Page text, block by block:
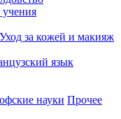
учения
Уход за кожей и макияж
язык
науки Прочее